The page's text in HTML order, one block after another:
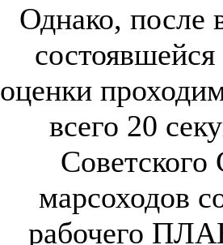
Однако, после
оценки
всего 20
Советского
марсоходов
рабочего